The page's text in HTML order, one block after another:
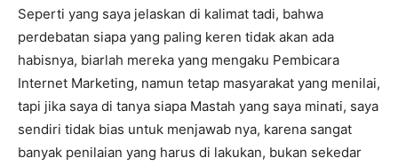
Seperti yang saya jelaskan di kalimat tadi, bahwa
perdebatan siapa yang paling keren tidak akan ada
habisnya, biarlah mereka yang mengaku Pembicara
Internet Marketing, namun tetap masyarakat yang menilai,
tapi jika saya di tanya siapa Mastah yang saya minati, saya
sendiri tidak bias untuk menjawab nya, karena sangat
banyak penilaian yang harus di lakukan, bukan sekedar